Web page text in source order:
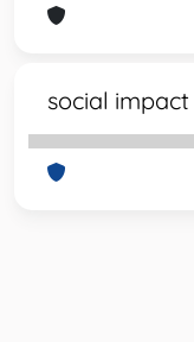
social impact